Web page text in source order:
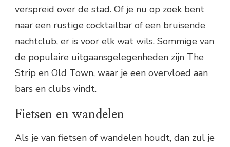
verspreid over de stad. Of je nu op zoek bent
naar een rustige cocktailbar of een bruisende
nachtclub, er is voor elk wat wils. Sommige van
de populaire uitgaansgelegenheden zijn The
Strip en Old Town, waar je een overvloed aan
bars en clubs vindt.
Fietsen en wandelen
Als je van fietsen of wandelen houdt, dan zul je